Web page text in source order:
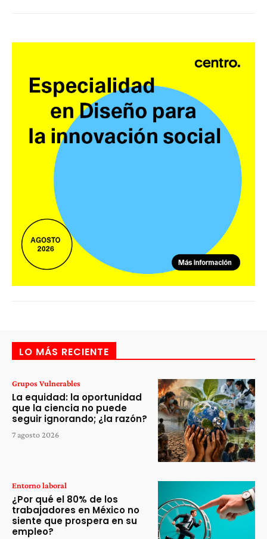
LO MÁS RECIENTE
Grupos Vulnerables
La equidad: la oportunidad
que la ciencia no puede
seguir ignorando; ¿la razón?
7 agosto 2026
Entorno laboral
¿Por qué el 80% de los
trabajadores en México no
siente que prospera en su
empleo?